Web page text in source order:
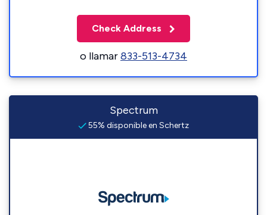
Check Address
o llamar833-513-4734
Spectrum
55% disponible en Schertz